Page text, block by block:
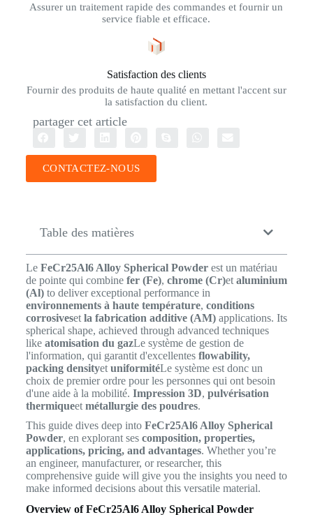
Assurer un traitement rapide des commandes et fournir un
service fiable et efficace.
Satisfaction des clients
Fournir des produits de haute qualité en mettant l'accent sur
la satisfaction du client.
partager cet article
CONTACTEZ-NOUS
Table des matières
Le FeCr25Al6 Alloy Spherical Powderest un matériau
de pointe qui combine fer (Fe), chrome (Cr)et aluminium
(Al)to deliver exceptional performance in
environnements à haute température, conditions
corrosiveset la fabrication additive (AM)applications. Its
spherical shape, achieved through advanced techniques
like atomisation du gazLe système de gestion de
l'information, qui garantit d'excellentes flowability,
packing densityet uniformitéLe système est donc un
choix de premier ordre pour les personnes qui ont besoin
d'une aide à la mobilité. Impression 3D, pulvérisation
thermiqueet métallurgie des poudres.
This guide dives deep into FeCr25Al6 Alloy Spherical
Powder, en explorant ses composition, properties,
applications, pricing, and advantages. Whether you’re
an engineer, manufacturer, or researcher, this
comprehensive guide will give you the insights you need to
make informed decisions about this versatile material.
Overview of FeCr25Al6 Alloy Spherical Powder